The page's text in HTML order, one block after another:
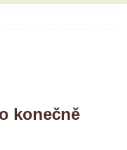
konečně